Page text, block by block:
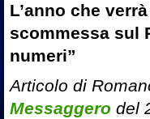
L’anno che
scommessa sul
numeri”
Articolo di
Messaggero del